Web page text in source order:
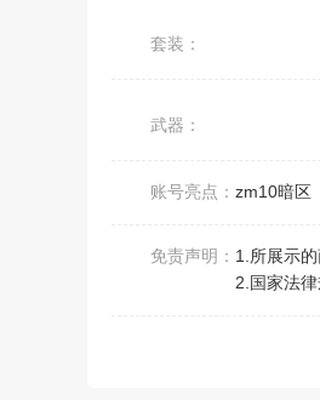
套装：
武器：
账号亮点： zm10暗区
免责声明： 1.所展示
2.国家法